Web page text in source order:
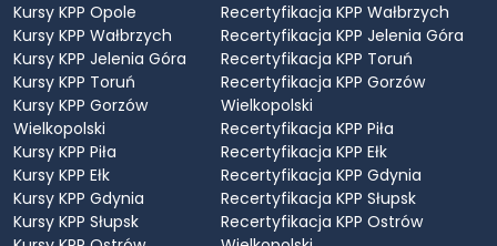
Kursy KPP Opole
Kursy KPP Wałbrzych
Kursy KPP Jelenia Góra
Kursy KPP Toruń
Kursy KPP Gorzów
Wielkopolski
Kursy KPP Piła
Kursy KPP Ełk
Kursy KPP Gdynia
Kursy KPP Słupsk
Recertyfikacja KPP Wałbrzych
Recertyfikacja KPP Jelenia Góra
Recertyfikacja KPP Toruń
Recertyfikacja KPP Gorzów
Wielkopolski
Recertyfikacja KPP Piła
Recertyfikacja KPP Ełk
Recertyfikacja KPP Gdynia
Recertyfikacja KPP Słupsk
Recertyfikacja KPP Ostrów